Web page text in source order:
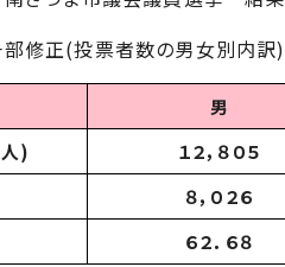
修正(投票者数の男女別内訳)
男
)
１２，８０５
８，０２６
６２．６８